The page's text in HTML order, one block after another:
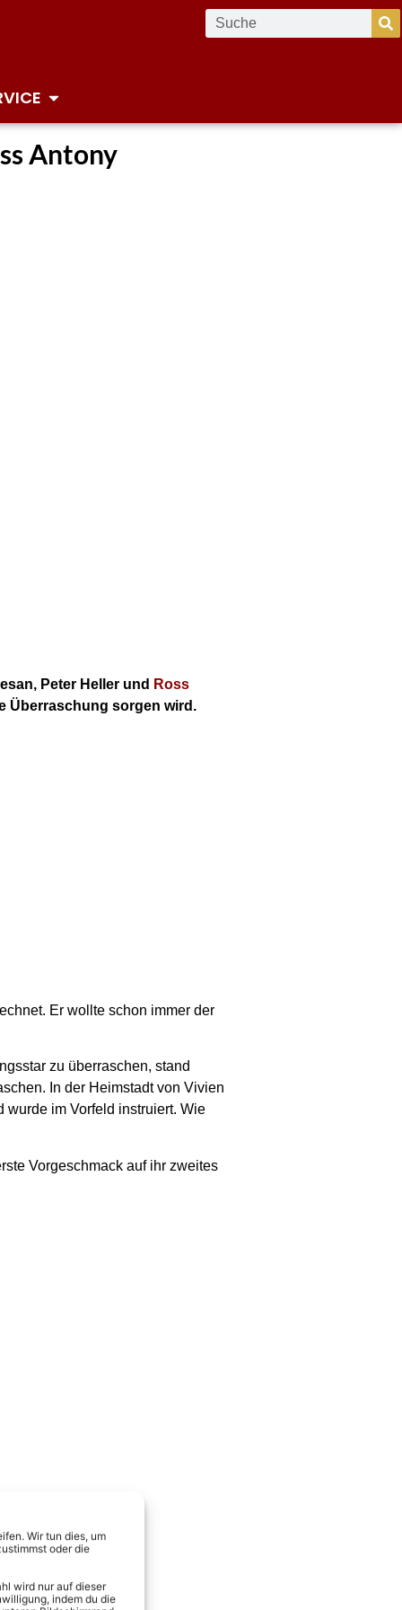
Wir tun dies, um
oder die
wird nur auf dieser
indem du die
Antony
Peter Heller und Ross
Überraschung sorgen wird.
Er wollte schon immer der
zu überraschen, stand
In der Heimstadt von Vivien
wurde im Vorfeld instruiert. Wie
Vorgeschmack auf ihr zweites